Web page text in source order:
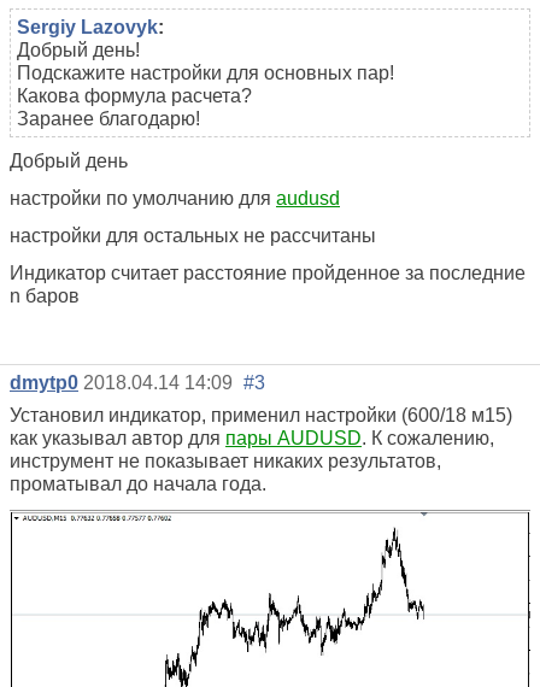
Sergiy Lazovyk:
Добрый день!
Подскажите настройки для основных пар!
Какова формула расчета?
Заранее благодарю!
Добрый день
настройки по умолчанию для audusd
настройки для остальных не рассчитаны
Индикатор считает расстояние пройденное за последние
n баров
dmytp0 2018.04.14 14:09 #3
Установил индикатор, применил настройки (600/18 м15)
как указывал автор для пары AUDUSD. К сожалению,
инструмент не показывает никаких результатов,
проматывал до начала года.